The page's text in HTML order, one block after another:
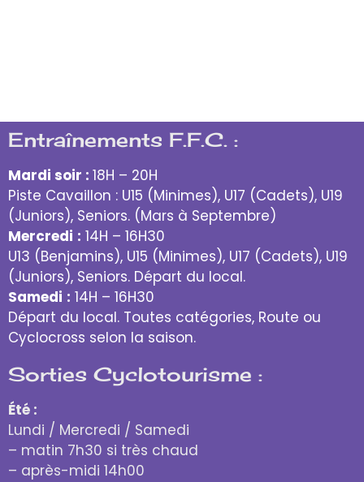
Entraînements F.F.C. :
Mardi soir : 18H – 20H
Piste Cavaillon : U15 (Minimes), U17 (Cadets), U19
(Juniors), Seniors. (Mars à Septembre)
Mercredi : 14H – 16H30
U13 (Benjamins), U15 (Minimes), U17 (Cadets), U19
(Juniors), Seniors. Départ du local.
Samedi : 14H – 16H30
Départ du local. Toutes catégories, Route ou
Cyclocross selon la saison.
Sorties Cyclotourisme :
Été :
Lundi / Mercredi / Samedi
– matin 7h30 si très chaud
– après-midi 14h00